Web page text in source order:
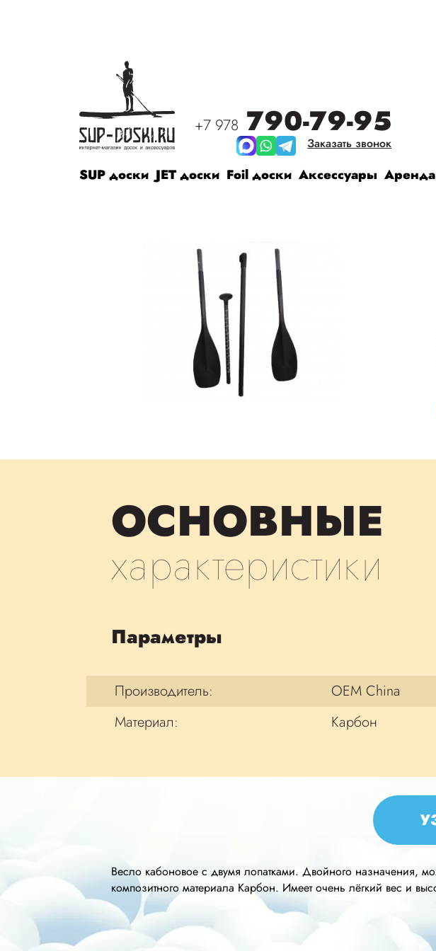
+7 978 790-79-95
Заказать звонок
SUP доски JET доски Foil доски Аксессуары Аренда
ОСНОВНЫЕ
характеристики
Параметры
Производитель:
OEM China
Материал:
Карбон
Весло кабоновое с двумя лопатками. Двойного назначения,
композитного материала Карбон. Имеет очень лёгкий вес и